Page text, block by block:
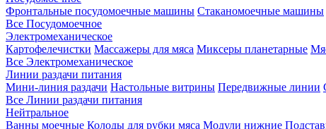
Фронтальные посудомоечные машины Стаканомоечные машины
Все Посудомоечное
Электромеханическое
Картофелечистки Массажеры для мяса Миксеры планетарные
Все Электромеханическое
Линии раздачи питания
Мини-линия раздачи Настольные витрины Передвижные линии
Все Линии раздачи питания
Нейтральное
Ванны моечные Колоды для рубки мяса Модули нижние